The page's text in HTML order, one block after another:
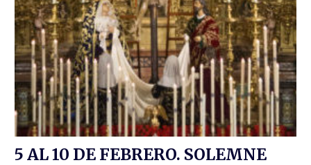
5 AL 10 DE FEBRERO. SOLEMNE